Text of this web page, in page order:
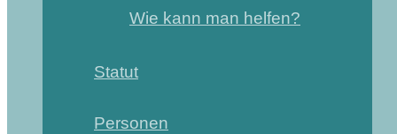
Wie kann man helfen?
Statut
Personen